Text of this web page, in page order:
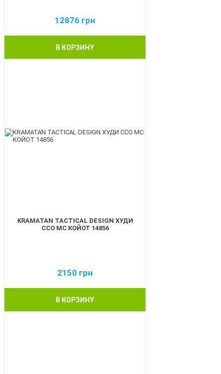
12876 грн
В КОРЗИНУ
KRAMATAN TACTICAL DESIGN ХУДИ
ССО МС КОЙОТ 14856
2150 грн
В КОРЗИНУ